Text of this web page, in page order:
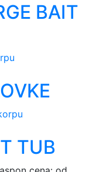
BAIT
TUB